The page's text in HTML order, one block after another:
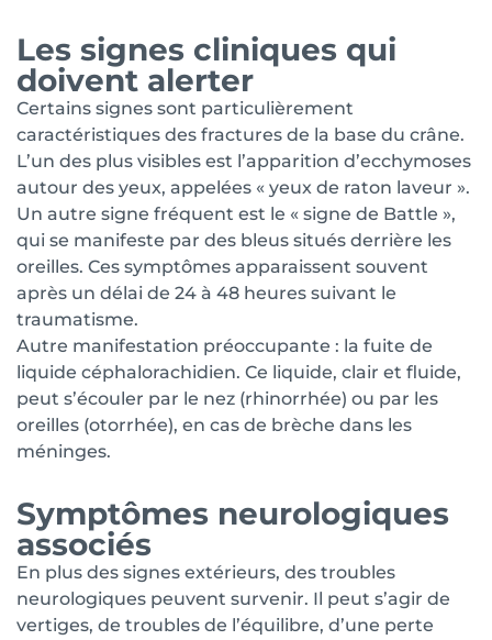
Les signes cliniques qui
doivent alerter
Certains signes sont particulièrement
caractéristiques des fractures de la base du crâne.
L’un des plus visibles est l’apparition d’ecchymoses
autour des yeux, appelées « yeux de raton laveur ».
Un autre signe fréquent est le « signe de Battle »,
qui se manifeste par des bleus situés derrière les
oreilles. Ces symptômes apparaissent souvent
après un délai de 24 à 48 heures suivant le
traumatisme.
Autre manifestation préoccupante : la fuite de
liquide céphalorachidien. Ce liquide, clair et fluide,
peut s’écouler par le nez (rhinorrhée) ou par les
oreilles (otorrhée), en cas de brèche dans les
méninges.
Symptômes neurologiques
associés
En plus des signes extérieurs, des troubles
neurologiques peuvent survenir. Il peut s’agir de
vertiges, de troubles de l’équilibre, d’une perte